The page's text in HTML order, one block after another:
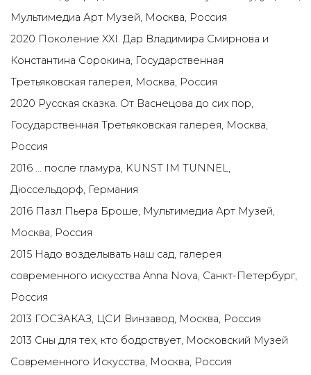
Мультимедиа Арт Музей, Москва, Россия
2020 Поколение XXI. Дар Владимира Смирнова и
Константина Сорокина, Государственная
Третьяковская галерея, Москва, Россия
2020 Русская сказка. От Васнецова до сих пор,
Государственная Третьяковская галерея, Москва,
Россия
2016 ... после гламура, KUNST IM TUNNEL,
Дюссельдорф, Германия
2016 Пазл Пьера Броше, Мультимедиа Арт Музей,
Москва, Россия
2015 Надо возделывать наш сад, галерея
современного искусства Anna Nova, Санкт-Петербург,
Россия
2013 ГОСЗАКАЗ, ЦСИ Винзавод, Москва, Россия
2013 Сны для тех, кто бодрствует, Московский Музей
Современного Искусства, Москва, Россия